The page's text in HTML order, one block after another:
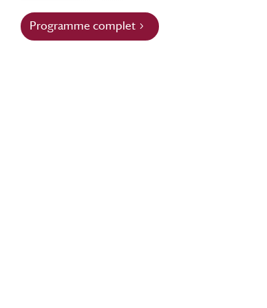
Programme complet